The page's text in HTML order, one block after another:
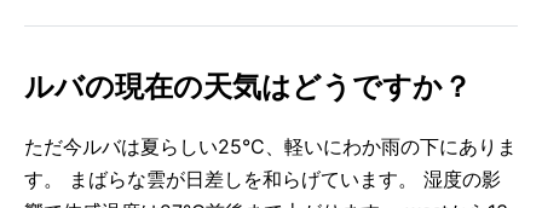
ルバの現在の天気はどうですか？
ただ今ルバは夏らしい25°C、軽いにわか雨の下にありま
す。 まばらな雲が日差しを和らげています。 湿度の影